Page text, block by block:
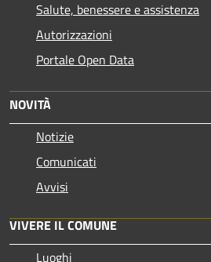
Salute, benessere e assistenza
Autorizzazioni
Portale Open Data
NOVITÀ
Notizie
Comunicati
Avvisi
VIVERE IL COMUNE
Luoghi